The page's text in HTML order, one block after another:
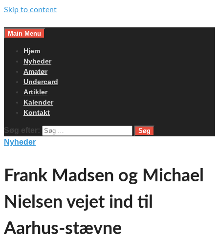
Skip to content
Main Menu
Hjem
Nyheder
Amatør
Undercard
Artikler
Kalender
Kontakt
Søg efter:
Nyheder
Frank Madsen og Michael
Nielsen vejet ind til
Aarhus-stævne